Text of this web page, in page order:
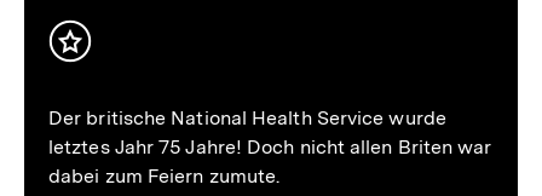
Inhalt
Der britische National Health Service wurde
letztes Jahr 75 Jahre! Doch nicht allen Briten war
dabei zum Feiern zumute.